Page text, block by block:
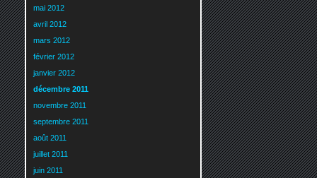
mai 2012
avril 2012
mars 2012
février 2012
janvier 2012
décembre 2011
novembre 2011
septembre 2011
août 2011
juillet 2011
juin 2011